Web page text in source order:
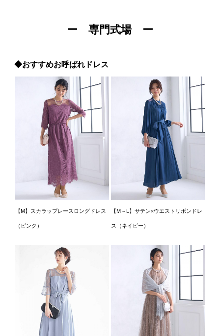
ー 専門式場 ー
◆おすすめお呼ばれドレス
【M】スカラップレースロングドレス
（ピンク）
【M～L】サテン×ウエストリボンドレ
ス（ネイビー）